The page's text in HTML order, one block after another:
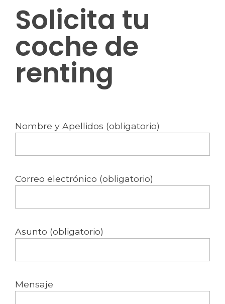
Solicita tu
coche de
renting
Nombre y Apellidos (obligatorio)
Correo electrónico (obligatorio)
Asunto (obligatorio)
Mensaje